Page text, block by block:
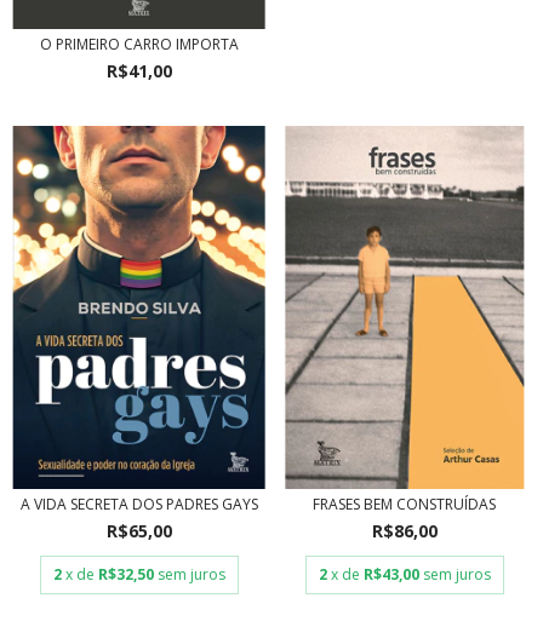
O PRIMEIRO CARRO IMPORTA
R$41,00
A VIDA SECRETA DOS PADRES GAYS
R$65,00
2 x de R$32,50 sem juros
FRASES BEM CONSTRUÍDAS
R$86,00
2 x de R$43,00 sem juros